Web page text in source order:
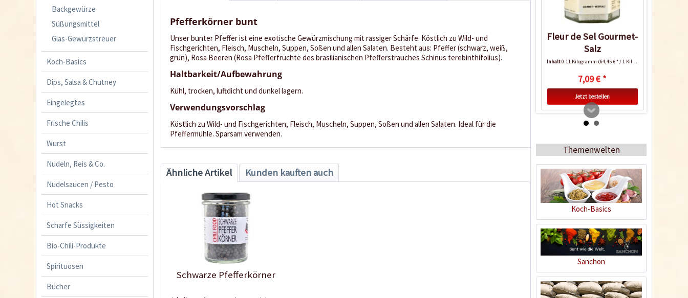
Backgewürze
Süßungsmittel
Glas-Gewürzstreuer
Koch-Basics
Dips, Salsa & Chutney
Eingelegtes
Frische Chilis
Wurst
Nudeln, Reis & Co.
Nudelsaucen / Pesto
Hot Snacks
Scharfe Süssigkeiten
Bio-Chili-Produkte
Spirituosen
Bücher
Pfefferkörner bunt
Unser bunter Pfeffer ist eine exotische Gewürzmischung mit rassiger Schärfe. Köstlich zu Wild- und
Fischgerichten, Fleisch, Muscheln, Suppen, Soßen und allen Salaten. Besteht aus: Pfeffer (schwarz, weiß,
grün), Rosa Beeren (Rosa Pfefferfrüchte des brasilianischen Pfefferstrauches Schinus terebinthifolius).
Haltbarkeit/Aufbewahrung
Kühl, trocken, luftdicht und dunkel lagern.
Verwendungsvorschlag
Köstlich zu Wild- und Fischgerichten, Fleisch, Muscheln, Suppen, Soßen und allen Salaten. Ideal für die
Pfeffermühle. Sparsam verwenden.
Ähnliche Artikel Kunden kauften auch
Schwarze Pfefferkörner
Fleur de Sel Gourmet-
Salz
Inhalt0.11 Kilogramm (64,45 € * / 1 Kilogramm)
7,09 € *
Jetzt bestellen
Pfefferkörner
schwarz - Bio
0.08 Kilogramm(62,38 € * / 1 Kilogramm)
Jetzt bestellen
Themenwelten
Koch-Basics
Sanchon